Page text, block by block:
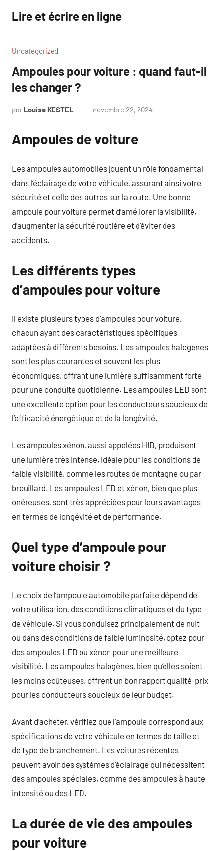
contenu
Lire et écrire en ligne
Uncategorized
Ampoules pour voiture : quand faut-il
les changer ?
par Louise KESTEL novembre 22, 2024
Ampoules de voiture
Les ampoules automobiles jouent un rôle fondamental
dans l’éclairage de votre véhicule, assurant ainsi votre
sécurité et celle des autres sur la route. Une bonne
ampoule pour voiture permet d’améliorer la visibilité,
d’augmenter la sécurité routière et d’éviter des
accidents.
Les différents types
d’ampoules pour voiture
Il existe plusieurs types d’ampoules pour voiture,
chacun ayant des caractéristiques spécifiques
adaptées à différents besoins. Les ampoules halogènes
sont les plus courantes et souvent les plus
économiques, offrant une lumière suffisamment forte
pour une conduite quotidienne. Les ampoules LED sont
une excellente option pour les conducteurs soucieux de
l’efficacité énergétique et de la longévité.
Les ampoules xénon, aussi appelées HID, produisent
une lumière très intense, idéale pour les conditions de
faible visibilité, comme les routes de montagne ou par
brouillard. Les ampoules LED et xénon, bien que plus
onéreuses, sont très appréciées pour leurs avantages
en termes de longévité et de performance.
Quel type d’ampoule pour
voiture choisir ?
Le choix de l’ampoule automobile parfaite dépend de
votre utilisation, des conditions climatiques et du type
de véhicule. Si vous conduisez principalement de nuit
ou dans des conditions de faible luminosité, optez pour
des ampoules LED ou xénon pour une meilleure
visibilité. Les ampoules halogènes, bien qu’elles soient
les moins coûteuses, offrent un bon rapport qualité-prix
pour les conducteurs soucieux de leur budget.
Avant d’acheter, vérifiez que l’ampoule correspond aux
spécifications de votre véhicule en termes de taille et
de type de branchement. Les voitures récentes
peuvent avoir des systèmes d’éclairage qui nécessitent
des ampoules spéciales, comme des ampoules à haute
intensité ou des LED.
La durée de vie des ampoules
pour voiture